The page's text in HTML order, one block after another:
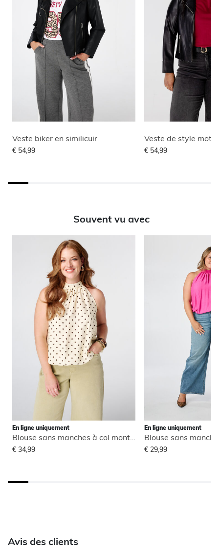
Veste biker en similicuir
€ 54,99 € 54,99
Souvent vu avec
En ligne uniquement
Blouse sans manches à col montant
€ 34,99
En ligne uniquement
€ 29,99
Avis des clients